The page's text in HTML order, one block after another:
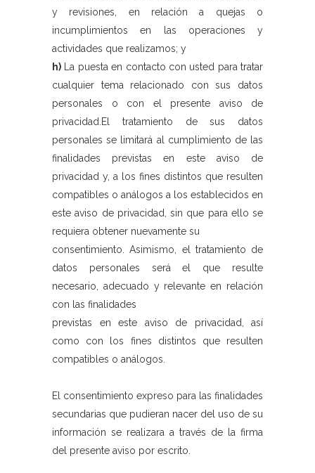
y revisiones, en relación a quejas o
incumplimientos en las operaciones y
actividades que realizamos; y
h) La puesta en contacto con usted para tratar
cualquier tema relacionado con sus datos
personales o con el presente aviso de
privacidad.El tratamiento de sus datos
personales se limitará al cumplimiento de las
finalidades previstas en este aviso de
privacidad y, a los fines distintos que resulten
compatibles o análogos a los establecidos en
este aviso de privacidad, sin que para ello se
requiera obtener nuevamente su
consentimiento. Asimismo, el tratamiento de
datos personales será el que resulte
necesario, adecuado y relevante en relación
con las finalidades
previstas en este aviso de privacidad, así
como con los fines distintos que resulten
compatibles o análogos.
El consentimiento expreso para las finalidades
secundarias que pudieran nacer del uso de su
información se realizara a través de la firma
del presente aviso por escrito.